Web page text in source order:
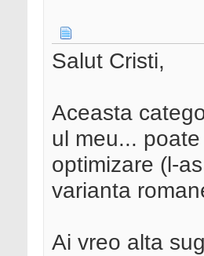
Salut Cristi,
Aceasta
ul meu...
optimizare (l-
varianta
Ai vreo alta